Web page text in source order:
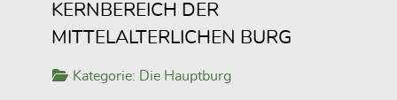
KERNBEREICH DER
MITTELALTERLICHEN BURG
Kategorie: Die Hauptburg